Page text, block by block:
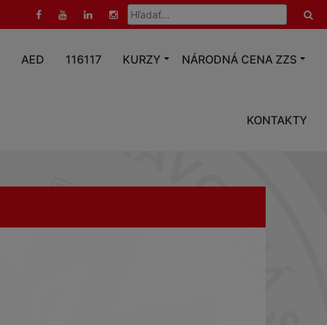
Hľadať:
AED 116117 KURZY NÁRODNÁ CENA ZZS
KONTAKTY